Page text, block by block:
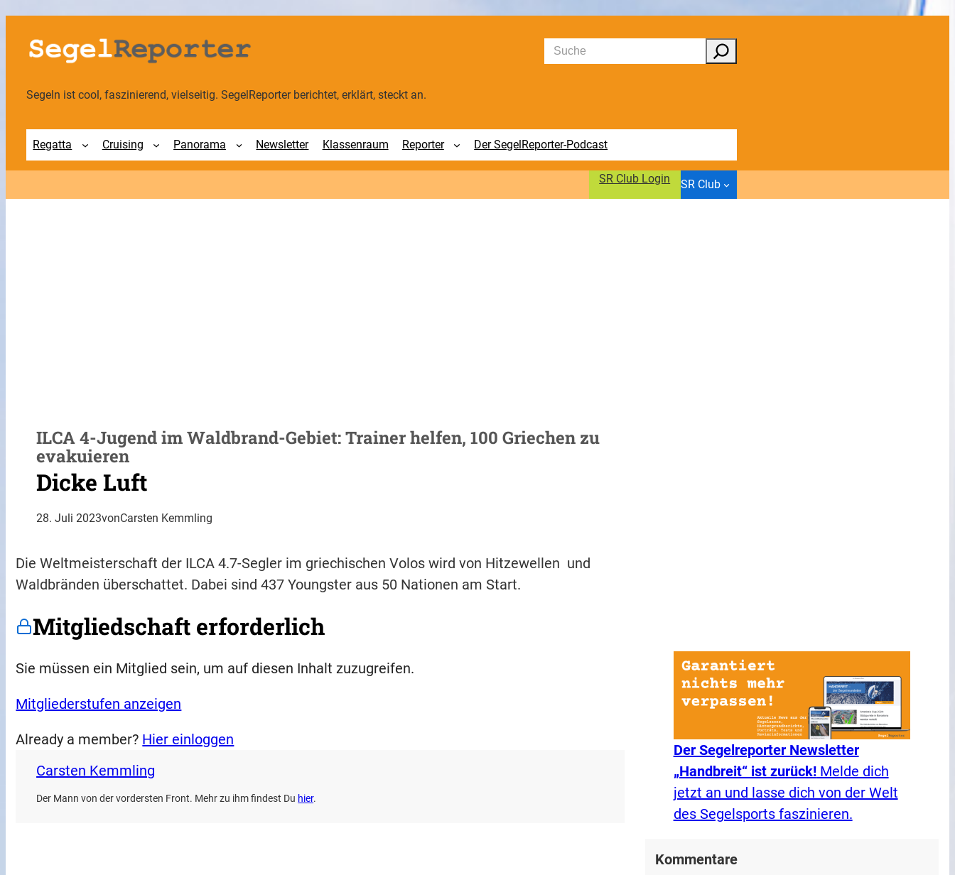
Zum
Inhalt
springen
Suchen
Segeln ist cool, faszinierend, vielseitig. SegelReporter berichtet, erklärt, steckt an.
Regatta Cruising Panorama Newsletter Klassenraum Reporter Der SegelReporter-Podcast
SR Club Login SR Club
ILCA 4-Jugend im Waldbrand-Gebiet: Trainer helfen, 100 Griechen zu
evakuieren
Dicke Luft
28. Juli 2023vonCarsten Kemmling
Die Weltmeisterschaft der ILCA 4.7-Segler im griechischen Volos wird von Hitzewellen und
Waldbränden überschattet. Dabei sind 437 Youngster aus 50 Nationen am Start.
Mitgliedschaft erforderlich
Sie müssen ein Mitglied sein, um auf diesen Inhalt zuzugreifen.
Mitgliederstufen anzeigen
Already a member? Hier einloggen
Carsten Kemmling
Der Mann von der vordersten Front. Mehr zu ihm findest Du hier.
Der Segelreporter Newsletter
„Handbreit“ ist zurück!Melde dich
jetzt an und lasse dich von der Welt
des Segelsports faszinieren.
Kommentare